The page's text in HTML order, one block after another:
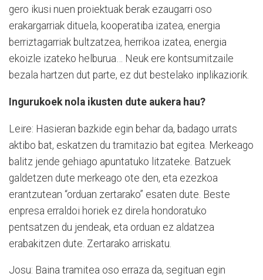
gero ikusi nuen proiektuak berak ezaugarri oso
erakargarriak dituela, kooperatiba izatea, energia
berriztagarriak bultzatzea, herrikoa izatea, energia
ekoizle izateko helburua… Neuk ere kontsumitzaile
bezala hartzen dut parte, ez dut bestelako inplikaziorik.
Ingurukoek nola ikusten dute aukera hau?
Leire: Hasieran bazkide egin behar da, badago urrats
aktibo bat, eskatzen du tramitazio bat egitea. Merkeago
balitz jende gehiago apuntatuko litzateke. Batzuek
galdetzen dute merkeago ote den, eta ezezkoa
erantzutean “orduan zertarako” esaten dute. Beste
enpresa erraldoi horiek ez direla hondoratuko
pentsatzen du jendeak, eta orduan ez aldatzea
erabakitzen dute. Zertarako arriskatu.
Josu: Baina tramitea oso erraza da, segituan egin